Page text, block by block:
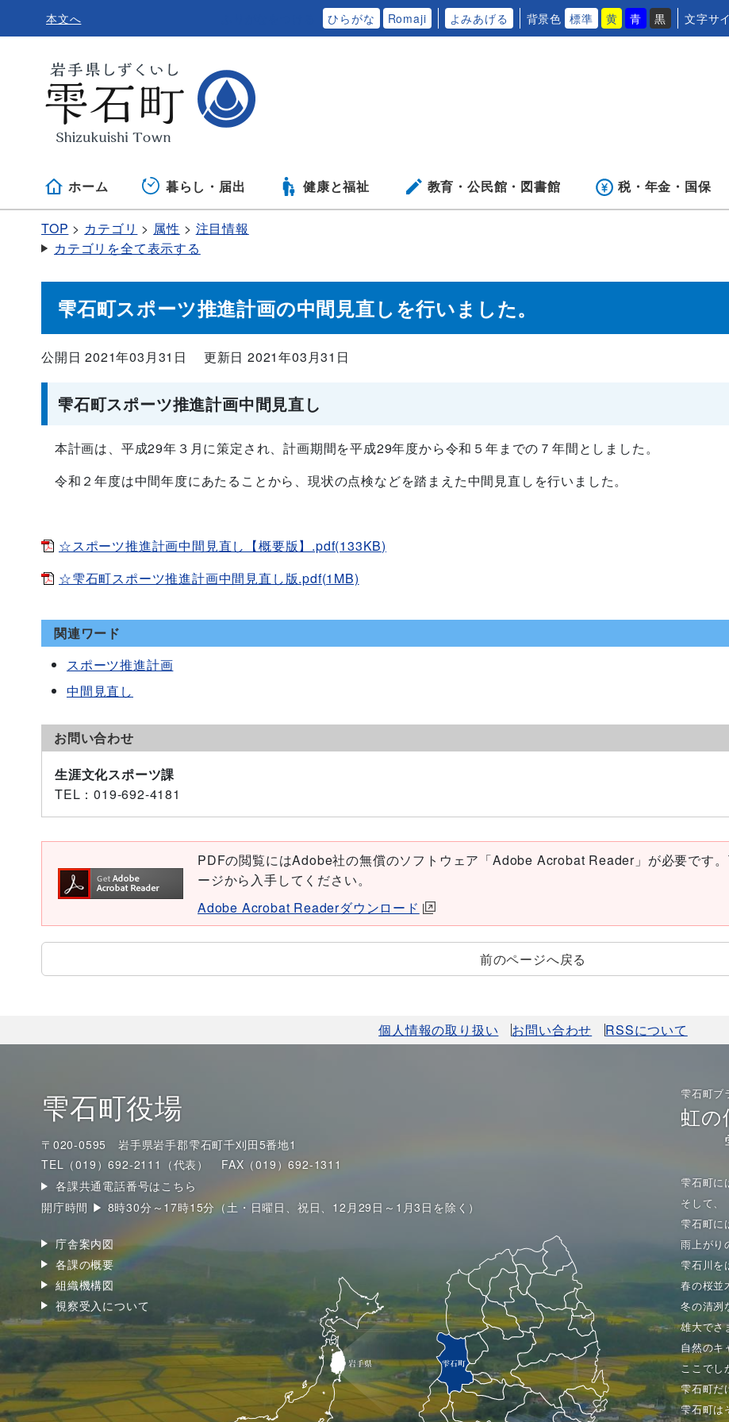
本文へ ひらがな Romaji よみあげる 背景色 標準 黄 青 黒 文字サ
ホーム 暮らし・届出 健康と福祉 教育・公民館・ 図書館 税・年金・ 国保
TOP カテゴリ 属性
注目情報
カテゴリを全て表示する
雫石町スポーツ推進計画の中間見直しを行いました。
公開日 2021年03月31日 更新日 2021年03月31日
雫石町スポーツ推進計画中間見直し
本計画は、平成29年３月に策定され、計画期間を平成29年度から令和５年までの７年間としました。
令和２年度は中間年度にあたることから、現状の点検などを踏まえた中間見直しを行いました。
☆スポーツ推進計画中間見直し【概要版】.pdf(133KB)
☆雫石町スポーツ推進計画中間見直し版.pdf(1MB)
関連ワード
スポーツ推進計画
中間見直し
お問い合わせ
生涯文化スポーツ課
TEL ：019-692-4181
PDFの閲覧にはAdobe社の無償のソフトウェア「Adobe Acrobat Reader」が必要です
ージから入手してください。
Adobe Acrobat Readerダウンロード
前のページへ戻る
個人情報の取り扱い お問い合わせ RSSについて
雫石町役場
〒020-0595 岩手県岩手郡雫石町千刈田5番地1
TEL（019）692-2111（代表）
FAX（019）692-1311
各課共通電話番号はこちら
開庁時間 ▶ 8時30分～17時15分（土・日曜日、祝日、12月29日～1月3日を除く）
庁舎案内図
各課の概要
組織機構図
視察受入について
雫石町ブ
虹の
雫石町に
そして、
雫石町に
雨上がり
雫石川を
春の桜並
冬の清冽
雄大でさ
自然のキ
ここでし
雫石町だ
雫石町は